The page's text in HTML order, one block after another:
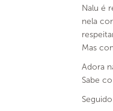
Nalu é
nela
Mas
Adora
Sabe